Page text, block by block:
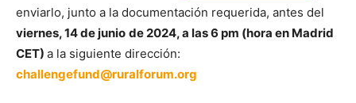
enviarlo, junto a la documentación requerida, antes del
viernes, 14 de junio de 2024, a las 6 pm (hora en Madrid
CET) a la siguiente dirección:
challengefund@ruralforum.org